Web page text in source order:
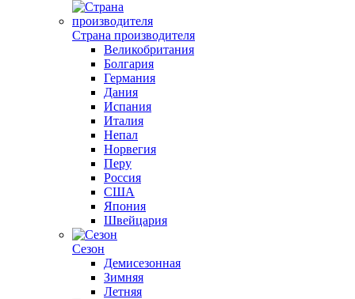
Страна производителя
Великобритания
Болгария
Германия
Дания
Испания
Италия
Непал
Норвегия
Перу
Россия
США
Япония
Швейцария
Сезон
Демисезонная
Зимняя
Летняя